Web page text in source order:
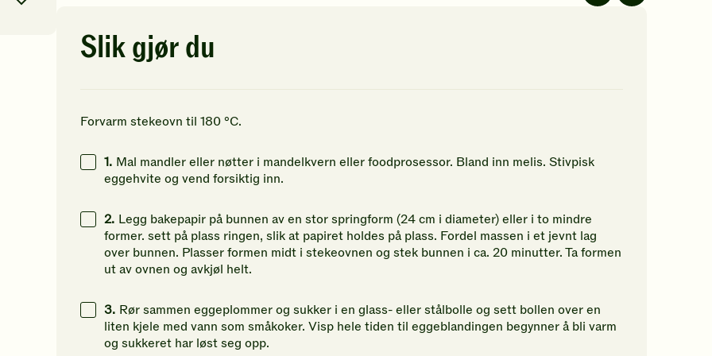
stjerner.
Klikk
Klikk
din
Slik gjør du
Forvarm stekeovn til 180 °C.
1. Mal mandler eller nøtter i mandelkvern eller foodprosessor. Bland inn melis. Stivpisk
eggehvite og vend forsiktig inn.
2. Legg bakepapir på bunnen av en stor springform (24 cm i diameter) eller i to mindre
former. sett på plass ringen, slik at papiret holdes på plass. Fordel massen i et jevnt lag
over bunnen. Plasser formen midt i stekeovnen og stek bunnen i ca. 20 minutter. Ta formen
ut av ovnen og avkjøl helt.
3. Rør sammen eggeplommer og sukker i en glass- eller stålbolle og sett bollen over en
liten kjele med vann som småkoker. Visp hele tiden til eggeblandingen begynner å bli varm
og sukkeret har løst seg opp.